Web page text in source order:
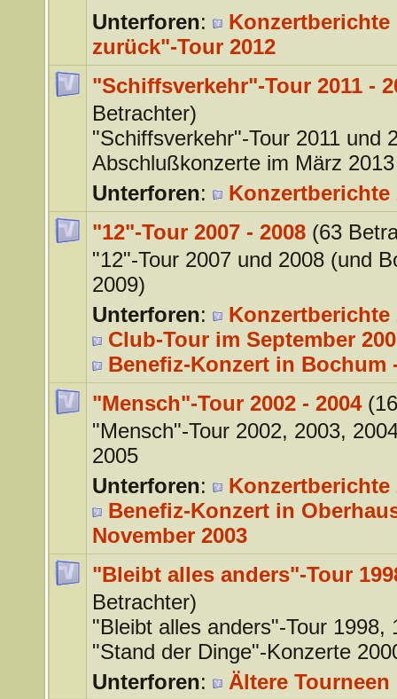
Unterforen:
zurück"-Tour 2012
"Schiffsverkehr"-Tour 2011 -
Betrachter)
"Schiffsverkehr"-Tour 2011 und
Abschlußkonzerte im März 2013
Unterforen:
Konzertberichte
"12"-Tour 2007 - 2008 (63
"12"-Tour 2007 und 2008 (und
2009)
Unterforen:
Konzertberichte
Club-Tour im September
Benefiz-Konzert in Bochum
"Mensch"-Tour 2002 - 2004
"Mensch"-Tour 2002, 2003,
2005
Unterforen:
Konzertberichte
Benefiz-Konzert in
November 2003
"Bleibt alles anders"-Tour
Betrachter)
"Bleibt alles anders"-Tour 1998,
"Stand der Dinge"-Konzerte
Unterforen:
Ältere Tourneen